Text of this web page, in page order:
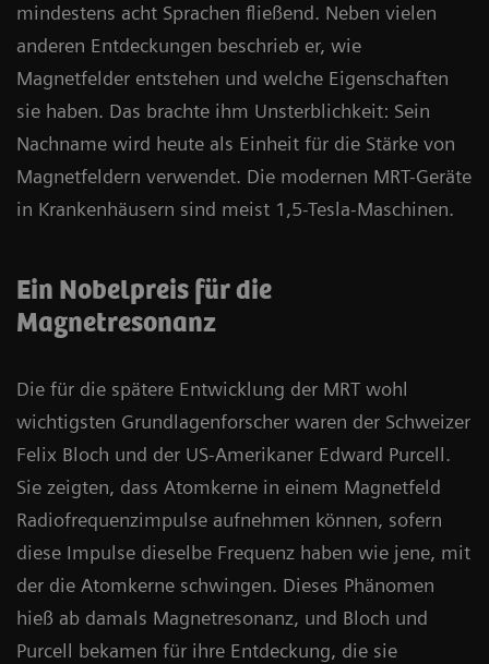
mindestens acht Sprachen fließend. Neben vielen
anderen Entdeckungen beschrieb er, wie
Magnetfelder entstehen und welche Eigenschaften
sie haben. Das brachte ihm Unsterblichkeit: Sein
Nachname wird heute als Einheit für die Stärke von
Magnetfeldern verwendet. Die modernen MRT-Geräte
in Krankenhäusern sind meist 1,5-Tesla-Maschinen.
Ein Nobelpreis für die
Magnetresonanz
Die für die spätere Entwicklung der MRT wohl
wichtigsten Grundlagenforscher waren der Schweizer
Felix Bloch und der US-Amerikaner Edward Purcell.
Sie zeigten, dass Atomkerne in einem Magnetfeld
Radiofrequenzimpulse aufnehmen können, sofern
diese Impulse dieselbe Frequenz haben wie jene, mit
der die Atomkerne schwingen. Dieses Phänomen
hieß ab damals Magnetresonanz, und Bloch und
Purcell bekamen für ihre Entdeckung, die sie